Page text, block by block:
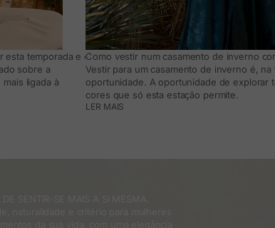
temporada e como adaptá-lo ao teu dia a dia
sobre a
ligada à
Como vestir num casamento de inverno
Vestir para um casamento de inverno é, na
oportunidade. A oportunidade de explorar
cores que só esta estação permite.
LER MAIS